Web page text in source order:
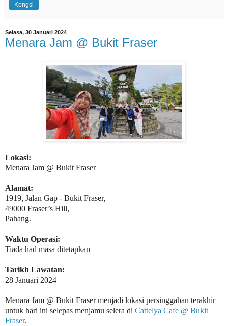
Kongsi
Selasa, 30 Januari 2024
Menara Jam @ Bukit Fraser
Lokasi:
Menara Jam @ Bukit Fraser
Alamat:
1919, Jalan Gap - Bukit Fraser,
49000 Fraser’s Hill,
Pahang.
Waktu Operasi:
Tiada had masa ditetapkan
Tarikh Lawatan:
28 Januari 2024
Menara Jam @ Bukit Fraser menjadi lokasi persinggahan terakhir
untuk hari ini selepas menjamu selera di Cattelya Cafe @ Bukit
Fraser.